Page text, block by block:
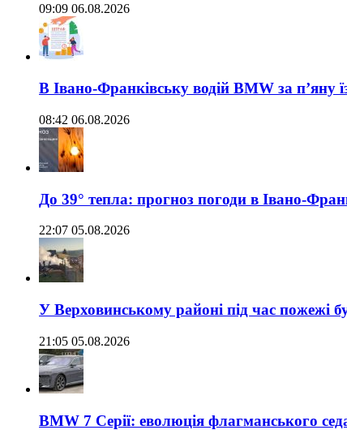
09:09 06.08.2026
В Івано-Франківську водій BMW за п’яну
08:42 06.08.2026
До 39° тепла: прогноз погоди в Івано-
22:07 05.08.2026
У Верховинському районі під час пожежі
21:05 05.08.2026
BMW 7 Серії: еволюція флагманського